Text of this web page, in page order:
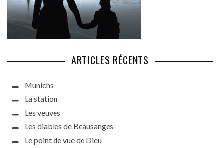
ARTICLES RÉCENTS
Munichs
La station
Les veuves
Les diables de Beausanges
Le point de vue de Dieu